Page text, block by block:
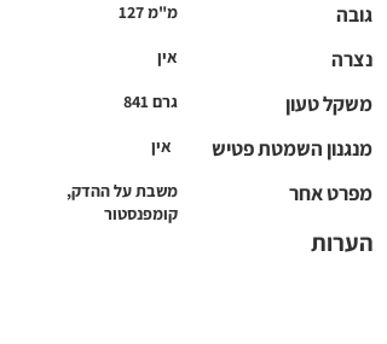
127 מ"מ גובה
אין נצרה
841 גרם משקל טעון
אין מנגנון השמטת פטיש
משבת על ההדק,
קומפנסטור
מפרט אחר
הערות